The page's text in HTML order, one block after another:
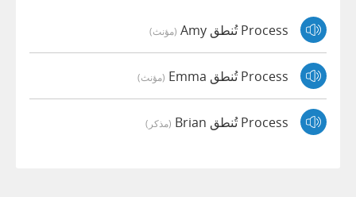
Process تُنطق Amy (مؤنث)
Process تُنطق Emma (مؤنث)
Process تُنطق Brian (مذكر)